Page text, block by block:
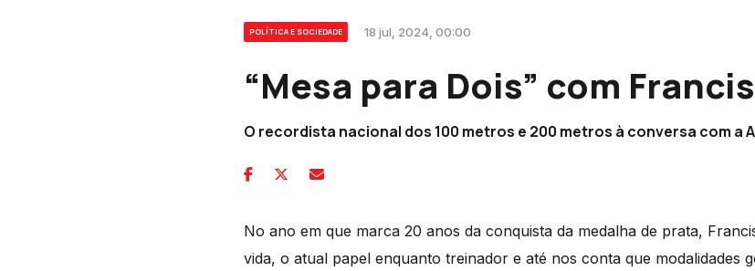
POLÍTICA E SOCIEDADE 18 jul, 2024, 00:00
“Mesa para Dois” com
O recordista nacional dos 100 metros e 200 metros à conversa com a
No ano em que marca 20 anos da conquista da medalha de prata,
vida, o atual papel enquanto treinador e até nos conta que modalidades